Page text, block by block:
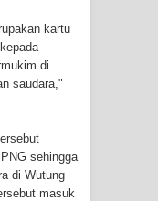
Timur
Di
kartu
di
saudara,"
sehingga
di Wutung
masuk